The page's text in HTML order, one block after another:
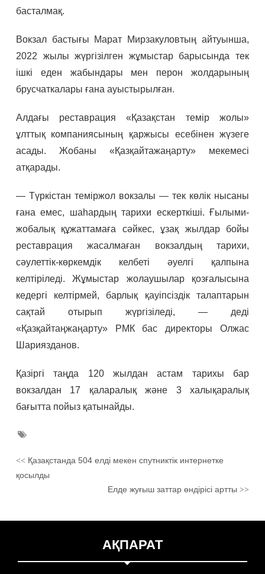
басталмақ.
Вокзал бастығы Марат Мирзакуловтың айтуынша,
2022 жылы жүргізілген жұмыстар барысында тек
ішкі еден жабындары мен перон жолдарының
брусчаткалары ғана ауыстырылған.
Алдағы реставрация «Қазақстан темір жолы»
ұлттық компаниясының қаржысы есебінен жүзеге
асады. Жобаны «Қазқайтажаңарту» мекемесі
атқарады.
— Түркістан теміржол вокзалы — тек көлік нысаны
ғана емес, шаһардың тарихи ескерткіші. Ғылыми-
жобалық құжаттамаға сәйкес, ұзақ жылдар бойы
реставрация жасалмаған вокзалдың тарихи,
сәулеттік-көркемдік келбеті әуелгі қалпына
келтіріледі. Жұмыстар жолаушылар қозғалысына
кедергі келтірмей, барлық қауіпсіздік талаптарын
сақтай отырып жүргізіледі, — деді
«Қазқайтаңжаңарту» РМК бас директоры Олжас
Шариязданов.
Қазіргі таңда 120 жылдан астам тарихы бар
вокзалдан 17 қаларалық және 3 халықаралық
бағытта пойыз қатынайды.
<<Қазақстанда 504 елді мекен спутниктік интернетке
қосылды
Елде жуғыш заттар өндірісі артты>>
АҚПАРАТ